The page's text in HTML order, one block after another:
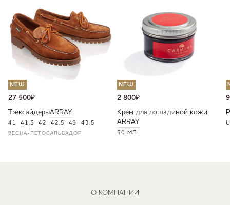
NEW
27 500₽
ТрексайдерыARRAY
41 41,5 42 42,5 43 43,5
ВЕСНА-ЛЕТОСАЛЬВАДОР
NEW
2 800₽
Крем для лошадиной кожи
ARRAY
50 МЛ
О КОМПАНИИ